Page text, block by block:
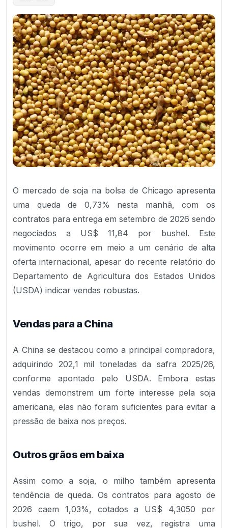
O mercado de soja na bolsa de Chicago apresenta
uma queda de 0,73% nesta manhã, com os
contratos para entrega em setembro de 2026 sendo
negociados a US$ 11,84 por bushel. Este
movimento ocorre em meio a um cenário de alta
oferta internacional, apesar do recente relatório do
Departamento de Agricultura dos Estados Unidos
(USDA) indicar vendas robustas.
Vendas para a China
A China se destacou como a principal compradora,
adquirindo 202,1 mil toneladas da safra 2025/26,
conforme apontado pelo USDA. Embora estas
vendas demonstrem um forte interesse pela soja
americana, elas não foram suficientes para evitar a
pressão de baixa nos preços.
Outros grãos em baixa
Assim como a soja, o milho também apresenta
tendência de queda. Os contratos para agosto de
2026 caem 1,03%, cotados a US$ 4,3050 por
bushel. O trigo, por sua vez, registra uma